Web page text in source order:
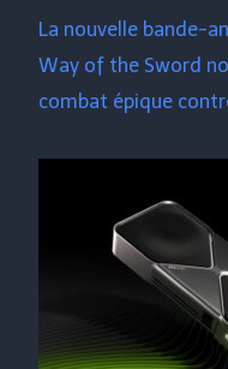
La nouvelle bande-
Way of the Sword
combat épique